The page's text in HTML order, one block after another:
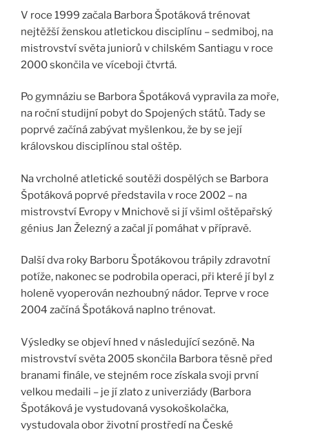
V roce 1999 začala Barbora Špotáková trénovat
nejtěžší ženskou atletickou disciplínu – sedmiboj, na
mistrovství světa juniorů v chilském Santiagu v roce
2000 skončila ve víceboji čtvrtá.
Po gymnáziu se Barbora Špotáková vypravila za moře,
na roční studijní pobyt do Spojených států. Tady se
poprvé začíná zabývat myšlenkou, že by se její
královskou disciplínou stal oštěp.
Na vrcholné atletické soutěži dospělých se Barbora
Špotáková poprvé představila v roce 2002 – na
mistrovství Evropy v Mnichově si jí všiml oštěpařský
génius Jan Železný a začal jí pomáhat v přípravě.
Další dva roky Barboru Špotákovou trápily zdravotní
potíže, nakonec se podrobila operaci, při které jí byl z
holeně vyoperován nezhoubný nádor. Teprve v roce
2004 začíná Špotáková naplno trénovat.
Výsledky se objeví hned v následující sezóně. Na
mistrovství světa 2005 skončila Barbora těsně před
branami finále, ve stejném roce získala svoji první
velkou medaili – je jí zlato z univerziády (Barbora
Špotáková je vystudovaná vysokoškolačka,
vystudovala obor životní prostředí na České